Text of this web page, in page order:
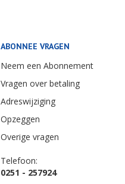
ABONNEE VRAGEN
Neem een Abonnement
Vragen over betaling
Adreswijziging
Opzeggen
Overige vragen
Telefoon:
0251 - 257924